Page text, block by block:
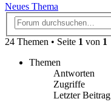
Neues Thema
24 Themen • Seite 1 von 1
Themen
Antworten
Zugriffe
Letzter Beitrag